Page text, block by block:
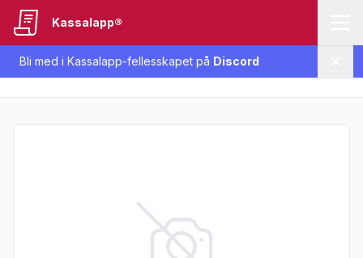
Bli med i Kassalapp-fellesskapet på Discord
Kassalapp®